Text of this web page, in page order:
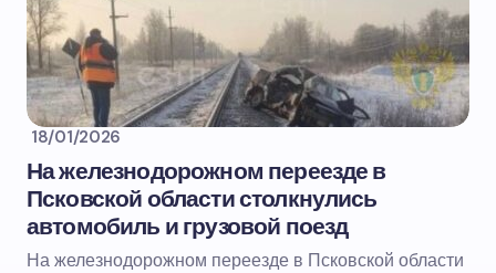
18/01/2026
На железнодорожном переезде в
Псковской области столкнулись
автомобиль и грузовой поезд
На железнодорожном переезде в Псковской области